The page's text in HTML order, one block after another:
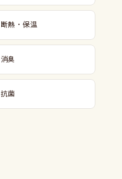
断熱・保温
消臭
抗菌